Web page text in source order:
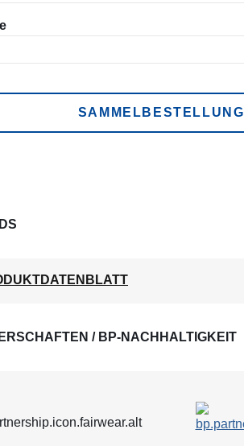
auswählen
SAMMELBESTELLUNG
/ BP-NACHHALTIGKEIT